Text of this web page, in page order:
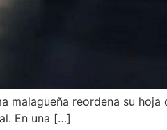
malagueña reordena su hoja
En una […]